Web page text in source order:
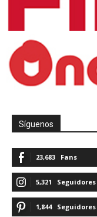
Síguenos
23,683 Fans
5,321 Seguidores
1,844 Seguidores